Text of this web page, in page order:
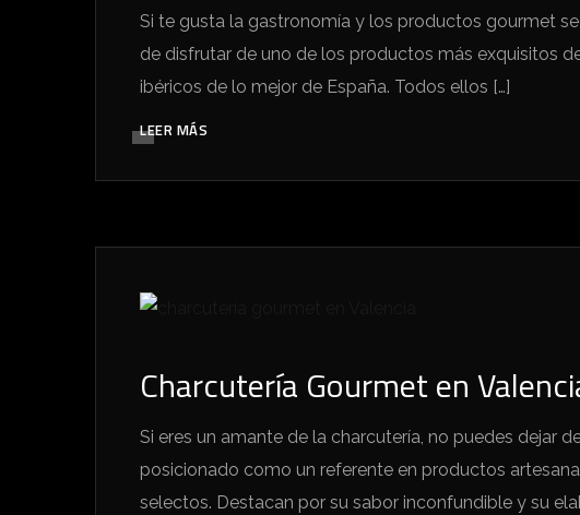
Si te gusta la gastronomía y los productos gourmet
de disfrutar de uno de los productos más exquisitos
ibéricos de lo mejor de España. Todos ellos […]
LEER MÁS
Charcutería Gourmet en
Si eres un amante de la charcutería, no puedes dejar
posicionado como un referente en productos
selectos. Destacan por su sabor inconfundible y su